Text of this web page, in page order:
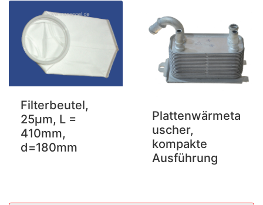
Filterbeutel,
25µm, L =
410mm,
d=180mm
Plattenwärmeta
uscher,
kompakte
Ausführung